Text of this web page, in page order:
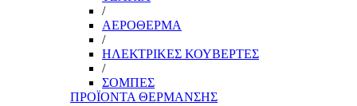
/
ΑΕΡΟΘΕΡΜΑ
/
ΗΛΕΚΤΡΙΚΕΣ ΚΟΥΒΕΡΤΕΣ
/
ΣΟΜΠΕΣ
ΠΡΟΪΟΝΤΑ ΘΕΡΜΑΝΣΗΣ